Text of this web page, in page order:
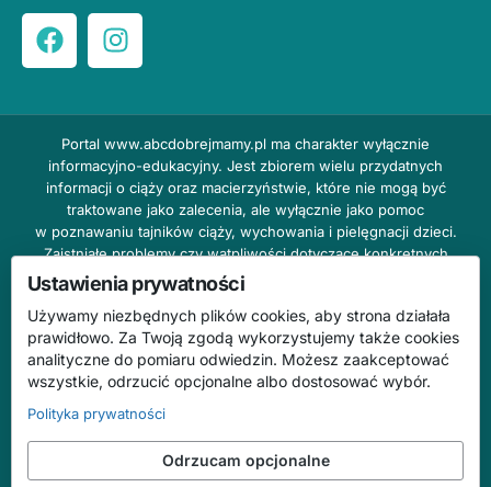
Portal www.abcdobrejmamy.pl ma charakter wyłącznie
informacyjno-edukacyjny. Jest zbiorem wielu przydatnych
informacji o ciąży oraz macierzyństwie, które nie mogą być
traktowane jako zalecenia, ale wyłącznie jako pomoc
w poznawaniu tajników ciąży, wychowania i pielęgnacji dzieci.
Zaistniałe problemy czy wątpliwości dotyczące konkretnych
przypadków należy bezzwłocznie konsultować z prowadzącym
lekarzem ginekologiem lub innym stosownym specjalistą w danej
dziedzinie. DOBRY DOM nie odpowiada za treść reklam,
nie ponosi również żadnych konsekwencji prawnych ani
odpowiedzialności za następstwa mogące wyniknąć na skutek
zastosowania podanych informacji bez wcześniejszej konsultacji
Na stronie abcdobrejmamy.pl mogą występować wpisy
o charakterze reklamowym.
Ustawienia prywatności
Używamy niezbędnych plików cookies, aby strona działała
prawidłowo. Za Twoją zgodą wykorzystujemy także cookies
analityczne do pomiaru odwiedzin. Możesz zaakceptować
wszystkie, odrzucić opcjonalne albo dostosować wybór.
Polityka prywatności
Odrzucam opcjonalne